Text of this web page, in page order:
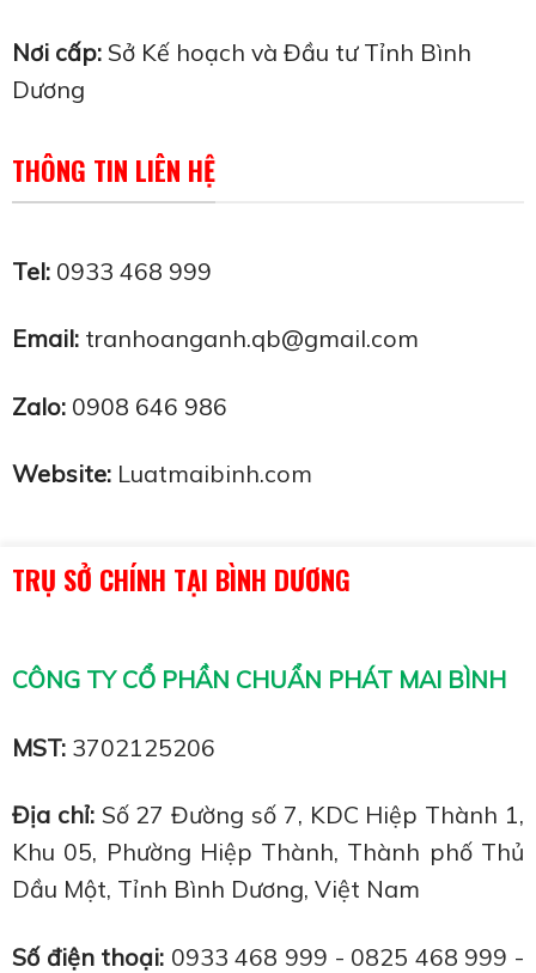
Nơi cấp: Sở Kế hoạch và Đầu tư Tỉnh Bình
Dương
THÔNG TIN LIÊN HỆ
Tel: 0933 468 999
Email: tranhoanganh.qb@gmail.com
Zalo: 0908 646 986
Website: Luatmaibinh.com
TRỤ SỞ CHÍNH TẠI BÌNH DƯƠNG
CÔNG TY CỔ PHẦN CHUẨN PHÁT MAI BÌNH
MST: 3702125206
Địa chỉ:Số 27 Đường số 7, KDC Hiệp Thành 1,
Khu 05, Phường Hiệp Thành, Thành phố Thủ
Dầu Một, Tỉnh Bình Dương, Việt Nam
Số điện thoại: 0933 468 999 - 0825 468 999 -